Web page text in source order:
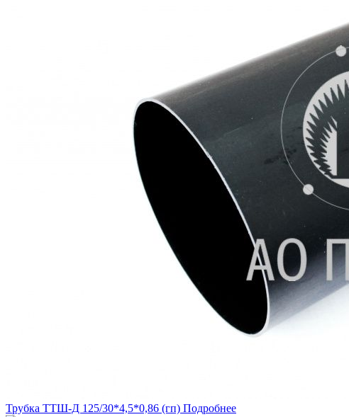
Трубка ТТШ-Д 125/30*4,5*0,86 (гп) Подробнее